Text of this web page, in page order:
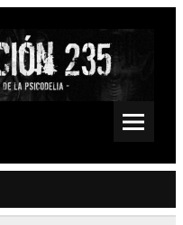
Fuzz, Space, Drone